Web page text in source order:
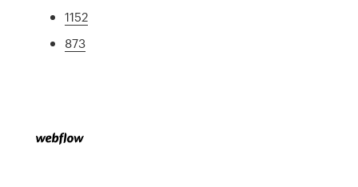
1152
873